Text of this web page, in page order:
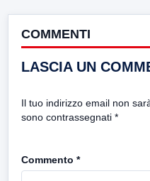
COMMENTI
LASCIA UN
Il tuo indirizzo email non
sono contrassegnati *
Commento *